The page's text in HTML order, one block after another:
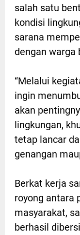
salah satu
kondisi
sarana
dengan warga
“Melalui
ingin
akan
lingkungan,
tetap lancar
genangan
Berkat kerja
royong antara
masyarakat,
berhasil